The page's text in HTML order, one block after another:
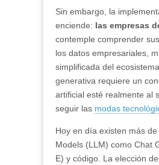
Sin embargo, la
enciende: las empresas
contemple comprender
los datos empresariales,
simplificada del
generativa requiere un
artificial esté realmente al
seguir las modas
Hoy en día existen más
Models (LLM) como Chat
E) y código. La elección